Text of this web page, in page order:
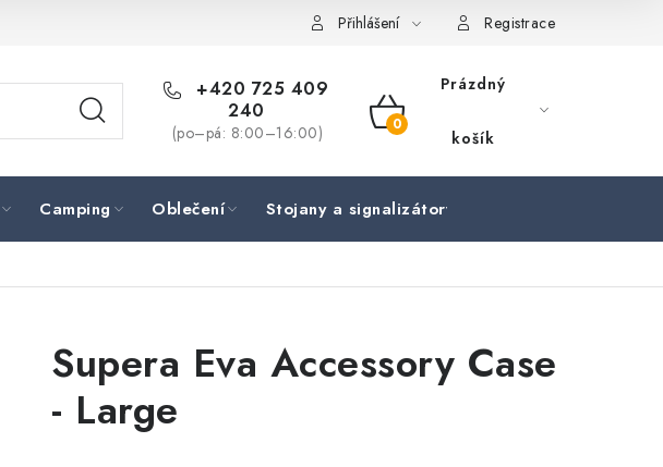
Přihlášení Registrace
+420 725 409
240
(po–pá: 8:00–16:00)
NÁKUPNÍ
Prázdný
košík
Camping Oblečení Stojany a signalizátory
Supera Eva Accessory Case
- Large